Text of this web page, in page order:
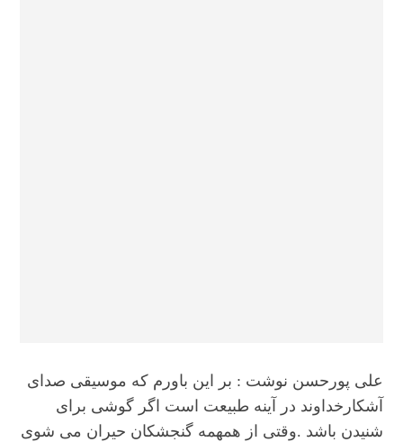
علی پورحسن نوشت : بر این باورم که موسیقی صدای
آشکارخداوند در آینه طبیعت است اگر گوشی برای
شنیدن باشد .وقتی از همهمه گنجشکان حیران می شوی